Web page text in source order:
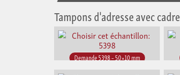
Tampons d'adresse avec cadre
Demande 5398 – 50×10 mm